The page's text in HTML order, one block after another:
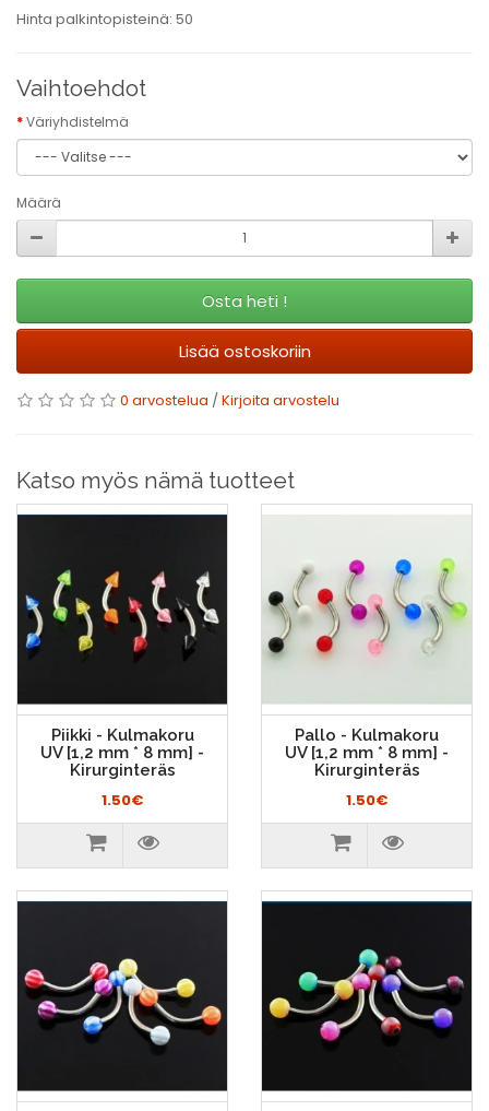
Hinta palkintopisteinä: 50
Vaihtoehdot
Väriyhdistelmä
Määrä
Osta heti !
Lisää ostoskoriin
0 arvostelua /Kirjoita arvostelu
Katso myös nämä tuotteet
Piikki - Kulmakoru
UV [1,2 mm * 8 mm] -
Kirurginteräs
1.50€
Pallo - Kulmakoru
UV [1,2 mm * 8 mm] -
Kirurginteräs
1.50€